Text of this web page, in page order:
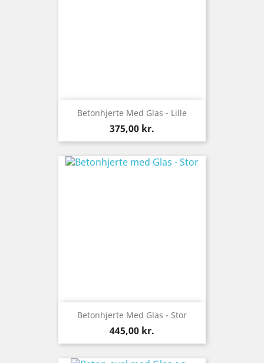
Betonhjerte Med Glas - Lille
Pris
375,00 kr.
Betonhjerte Med Glas - Stor
Pris
445,00 kr.